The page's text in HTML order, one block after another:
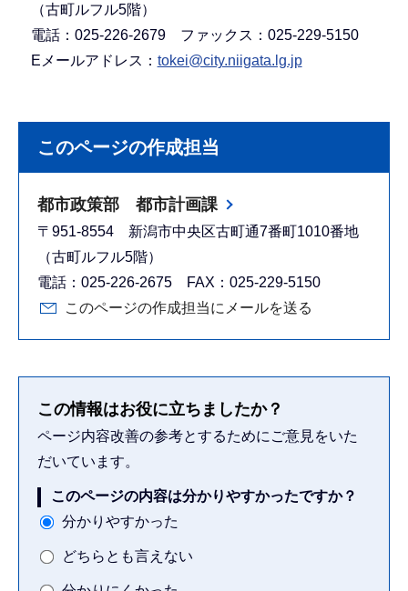
（古町ルフル5階）
電話：025-226-2679 ファックス：025-229-5150
Eメールアドレス： tokei@city.niigata.lg.jp
このページの作成担当
都市政策部 都市計画課
〒951-8554 新潟市中央区古町通7番町1010番地
（古町ルフル5階）
電話：025-226-2675 FAX：025-229-5150
このページの作成担当にメールを送る
この情報はお役に立ちましたか？
ページ内容改善の参考とするためにご意見をいた
だいています。
このページの内容は分かりやすかったですか？
分かりやすかった
どちらとも言えない